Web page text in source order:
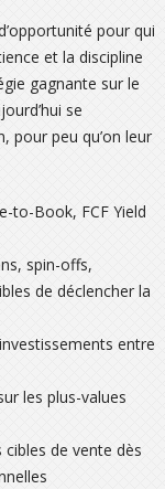
pour qui
et la discipline
gagnante sur le
se
pour peu qu’on leur
to-Book, FCF Yield
spin-offs,
de déclencher la
entre
les plus-values
de vente dès